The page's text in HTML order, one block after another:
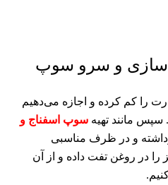
و سرو سوپ
را کم کرده و اجازه می‌دهیم
سپس مانند تهیه سوپ اسفناج و
و در ظرف مناسبی
در روغن تفت داده و از آن